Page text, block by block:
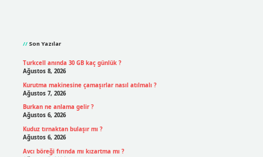
Son Yazılar
Turkcell anında 30 GB kaç günlük ?
Ağustos 8, 2026
Kurutma makinesine çamaşırlar nasıl atılmalı ?
Ağustos 7, 2026
Burkan ne anlama gelir ?
Ağustos 6, 2026
Kuduz tırnaktan bulaşır mı ?
Ağustos 6, 2026
Avcı böreği fırında mı kızartma mı ?